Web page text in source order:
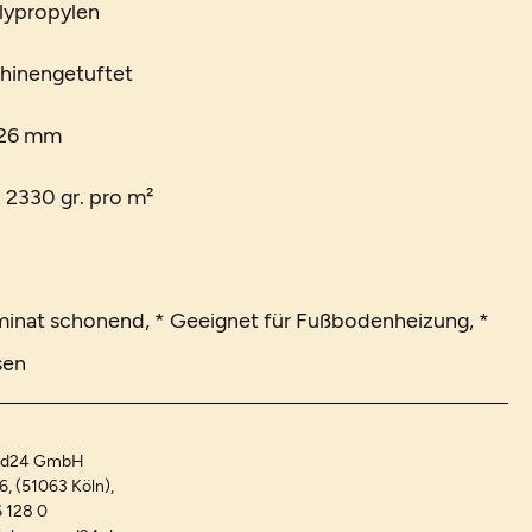
mm
gr. pro m²
schonend, * Geeignet für Fußbodenheizung, *
GmbH
(51063 Köln),
128 0